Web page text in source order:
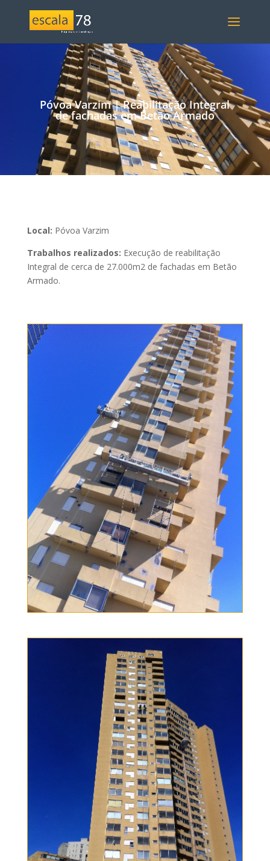
Póvoa Varzim | Reabilitação Integral
de fachadas em Betão Armado
Local: Póvoa Varzim
Trabalhos realizados: Execução de reabilitação
Integral de cerca de 27.000m2 de fachadas em Betão
Armado.